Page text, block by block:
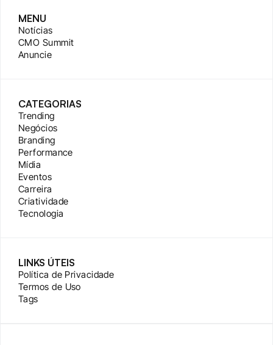
MENU
Notícias
CMO Summit
Anuncie
CATEGORIAS
Trending
Negócios
Branding
Performance
Mídia
Eventos
Carreira
Criatividade
Tecnologia
LINKS ÚTEIS
Política de Privacidade
Termos de Uso
Tags